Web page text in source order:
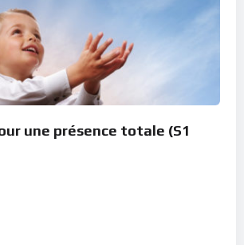
une présence totale (S1